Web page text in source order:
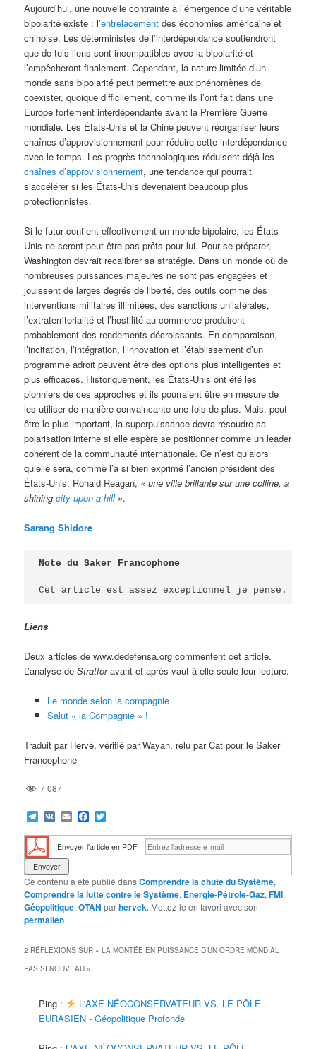
Aujourd’hui, une nouvelle contrainte à l’émergence d’une véritable
bipolarité existe : l’entrelacement des économies américaine et
chinoise. Les déterministes de l’interdépendance soutiendront
que de tels liens sont incompatibles avec la bipolarité et
l’empêcheront finalement. Cependant, la nature limitée d’un
monde sans bipolarité peut permettre aux phénomènes de
coexister, quoique difficilement, comme ils l’ont fait dans une
Europe fortement interdépendante avant la Première Guerre
mondiale. Les États-Unis et la Chine peuvent réorganiser leurs
chaînes d’approvisionnement pour réduire cette interdépendance
avec le temps. Les progrès technologiques réduisent déjà les
chaînes d’approvisionnement, une tendance qui pourrait
s’accélérer si les États-Unis devenaient beaucoup plus
protectionnistes.
Si le futur contient effectivement un monde bipolaire, les États-
Unis ne seront peut-être pas prêts pour lui. Pour se préparer,
Washington devrait recalibrer sa stratégie. Dans un monde où de
nombreuses puissances majeures ne sont pas engagées et
jouissent de larges degrés de liberté, des outils comme des
interventions militaires illimitées, des sanctions unilatérales,
l’extraterritorialité et l’hostilité au commerce produiront
probablement des rendements décroissants. En comparaison,
l’incitation, l’intégration, l’innovation et l’établissement d’un
programme adroit peuvent être des options plus intelligentes et
plus efficaces. Historiquement, les États-Unis ont été les
pionniers de ces approches et ils pourraient être en mesure de
les utiliser de manière convaincante une fois de plus. Mais, peut-
être le plus important, la superpuissance devra résoudre sa
polarisation interne si elle espère se positionner comme un leader
cohérent de la communauté internationale. Ce n’est qu’alors
qu’elle sera, comme l’a si bien exprimé l’ancien président des
États-Unis, Ronald Reagan, « une ville brillante sur une colline, a
shiningcity upon a hill ».
Sarang Shidore
Note du Saker Francophone
Cet article est assez exceptionnel je pense. Ce
Liens
Deux articles de www.dedefensa.org commentent cet article.
L’analyse deStratforavant et après vaut à elle seule leur lecture.
Le monde selon la compagnie
Salut « la Compagnie » !
Traduit par Hervé, vérifié par Wayan, relu par Cat pour le Saker
Francophone
7 087
Telegram
VK EmailFacebook
Envoyer l'article en PDF
Ce contenu a été publié dansComprendre la chute du Système,
Comprendre la lutte contre le Système, Energie-Pétrole-Gaz,FMI,
Géopolitique,OTAN parhervek. Mettez-le en favori avec son
permalien.
2 RÉFLEXIONS SUR «LA MONTÉE EN PUISSANCE D’UN ORDRE MONDIAL
PAS SI NOUVEAU »
Ping :
L'AXE NÉOCONSERVATEUR VS. LE PÔLE
EURASIEN - Géopolitique Profonde